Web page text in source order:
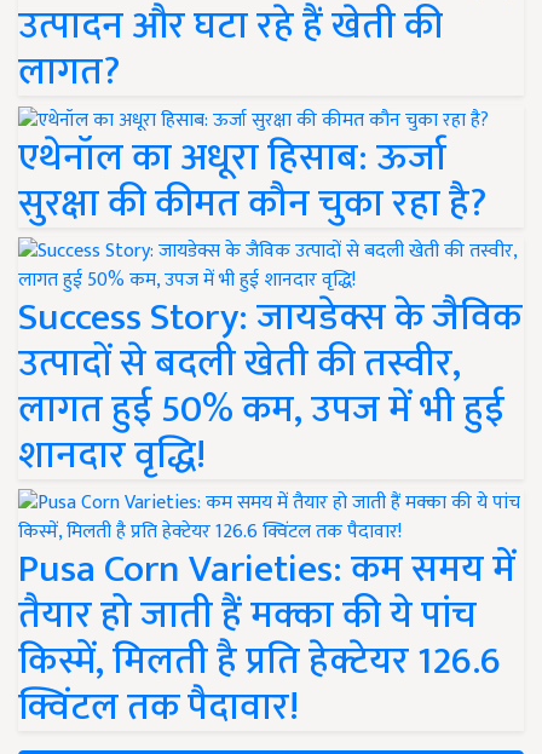
उत्पादन और घटा रहे हैं खेती की
लागत?
एथेनॉल का अधूरा हिसाब: ऊर्जा
सुरक्षा की कीमत कौन चुका रहा है?
Success Story: जायडेक्स के जैविक
उत्पादों से बदली खेती की तस्वीर,
लागत हुई 50% कम, उपज में भी हुई
शानदार वृद्धि!
Pusa Corn Varieties: कम समय में
तैयार हो जाती हैं मक्का की ये पांच
किस्में, मिलती है प्रति हेक्टेयर 126.6
क्विंटल तक पैदावार!